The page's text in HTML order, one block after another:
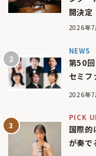
開決定
2026年7
NEWS
第50回
セミフ
2026年7
PICK
国際的
が奏で